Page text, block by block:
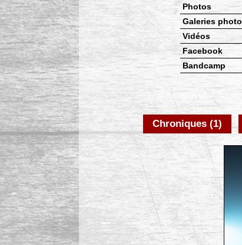
Photos
Galeries photo
Vidéos
Facebook
Bandcamp
Chroniques (1)